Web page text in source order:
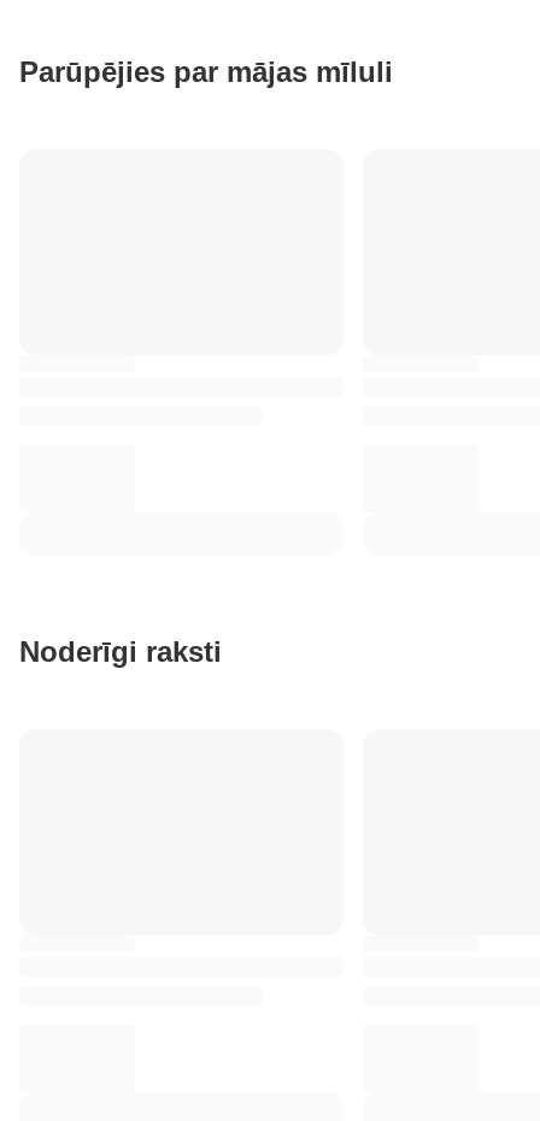
Parūpējies par mājas mīluli
Noderīgi raksti